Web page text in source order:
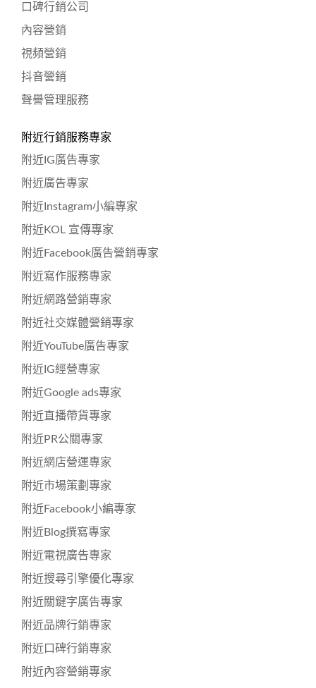
口碑行銷公司
內容營銷
視頻營銷
抖音營銷
聲譽管理服務
附近行銷服務專家
附近IG廣告專家
附近廣告專家
附近Instagram小編專家
附近KOL 宣傳專家
附近Facebook廣告營銷專家
附近寫作服務專家
附近網路營銷專家
附近社交媒體營銷專家
附近YouTube廣告專家
附近IG經營專家
附近Google ads專家
附近直播帶貨專家
附近PR公關專家
附近網店營運專家
附近市場策劃專家
附近Facebook小編專家
附近Blog撰寫專家
附近電視廣告專家
附近搜尋引擎優化專家
附近關鍵字廣告專家
附近品牌行銷專家
附近口碑行銷專家
附近內容營銷專家